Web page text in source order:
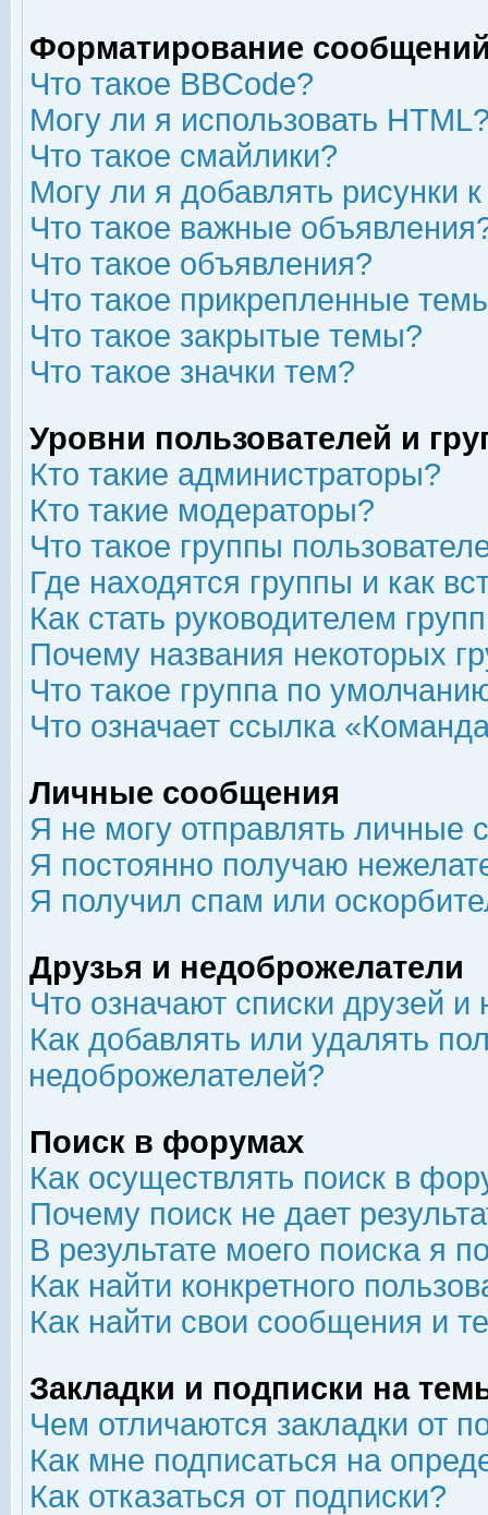
Форматирование
Что такое BBCode?
Могу ли я использовать
Что такое смайлики?
Могу ли я добавлять рисунки
Что такое важные
Что такое объявления?
Что такое прикрепленные
Что такое закрытые темы?
Что такое значки тем?
Уровни пользователей и
Кто такие администраторы?
Кто такие модераторы?
Что такое группы
Где находятся группы и как
Как стать руководителем
Почему названия некоторых
Что такое группа по
Что означает ссылка
Личные сообщения
Я не могу отправлять личные
Я постоянно получаю
Я получил спам или
Друзья и недоброжелатели
Что означают списки друзей
Как добавлять или удалять
недоброжелателей?
Поиск в форумах
Как осуществлять поиск в
Почему поиск не дает
В результате моего поиска я
Как найти конкретного
Как найти свои сообщения и
Закладки и подписки на
Чем отличаются закладки от
Как мне подписаться на
Как отказаться от подписки?